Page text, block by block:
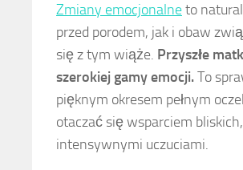
Zmiany emocjonalneto
przed porodem, jak i obaw
się z tym wiąże. Przyszłe
szerokiej gamy emocji.To
pięknym okresem pełnym
otaczać się wsparciem
intensywnymi uczuciami.